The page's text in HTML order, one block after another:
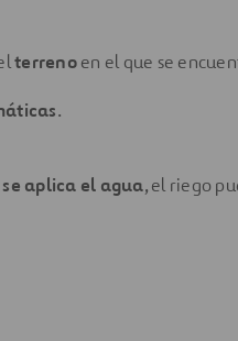
terrenoen el que se
.
aplica el agua, el riego